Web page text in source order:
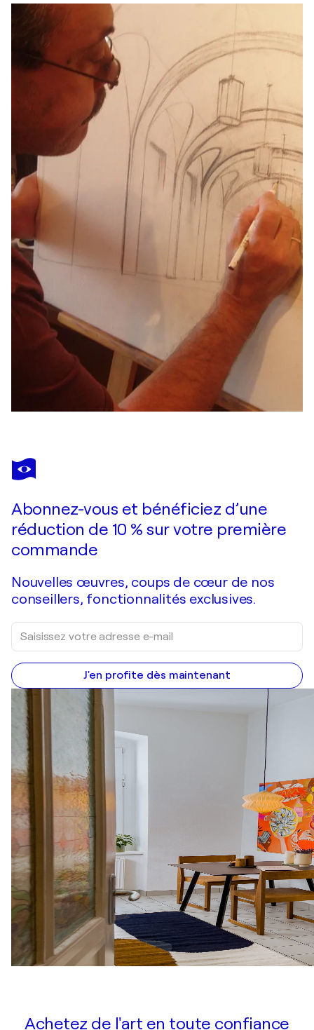
Abonnez-vous et bénéficiez d’une
réduction de 10 % sur votre première
commande
Nouvelles œuvres, coups de cœur de nos
conseillers, fonctionnalités exclusives.
J'en profite dès maintenant
Achetez de l'art en toute confiance